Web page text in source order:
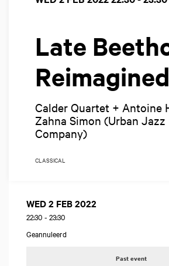
Late
Reimagined
Calder Quartet + Antoine
Zahna Simon (Urban Jazz
Company)
CLASSICAL
WED 2 FEB 2022
22:30 - 23:30
Geannuleerd
Past event